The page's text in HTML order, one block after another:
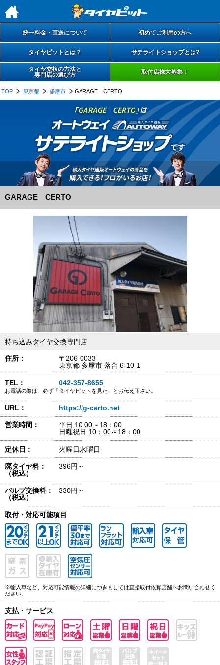
h
統一料金・直送について 初めてご利用の方へ
タイヤピットとは？ サテライトショップとは?
タイヤ交換の方法と
専門店の選び方
取付店様大募集！
TOP 東京都 多摩市 GARAGE CERTO
「GARAGE CERTO 」は
GARAGE CERTO
持ち込みタイヤ交換専門店
住所：
〒206-0033
東京都 多摩市 落合 6-10-1
TEL： 042-357-8655
お電話の際は、必ず「タイヤピットを見た」とお伝え下さい。
URL： https://g-certo.net
営業時間：
平日 10:00～18：00
日曜祝日 10：00～18：00
定休日： 火曜日水曜日
廃タイヤ料：
（税込）
396円～
バルブ交換料：
（税込）
330円～
取付・対応可能項目
※輸入車など、対応可能情報の詳細につきましては直接取付依頼店舗へお問い合わせく
ださい。
支払・サービス